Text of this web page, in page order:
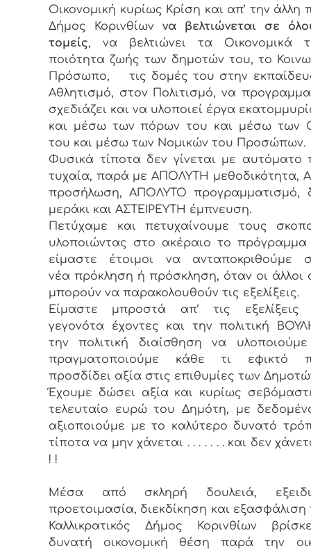
Οικονομική κυρίως Κρίση και απ’ την άλλη
Δήμος Κορινθίωννα βελτιώνεται σε
τομείς, να βελτιώνει τα Οικονομικά
ποιότητα ζωής των δημοτών του, το
Πρόσωπο, τις δομές του στην
Αθλητισμό, στον Πολιτισμό, να
σχεδιάζει και να υλοποιεί έργα
και μέσω των πόρων του και μέσω των
του και μέσω των Νομικών του Προσώπων.
Φυσικά τίποτα δεν γίνεται με αυτόματο
τυχαία, παρά με ΑΠΟΛΥΤΗ μεθοδικότητα,
προσήλωση, ΑΠΟΛΥΤΟ προγραμματισμό,
μεράκι και ΑΣΤΕΙΡΕΥΤΗ έμπνευση.
Πετύχαμε και πετυχαίνουμε τους
υλοποιώντας στο ακέραιο το πρόγραμμα
είμαστε έτοιμοι να ανταποκριθούμε
νέα πρόκληση ή πρόσκληση, όταν οι άλλοι
μπορούν να παρακολουθούν τις εξελίξεις.
Είμαστε μπροστά απ’ τις
γεγονότα έχοντες και την πολιτική
την πολιτική διαίσθηση να
πραγματοποιούμε κάθε τι εφικτό
προσδίδει αξία στις επιθυμίες των
Έχουμε δώσει αξία και κυρίως
τελευταίο ευρώ του Δημότη, με
αξιοποιούμε με το καλύτερο δυνατό
τίποτα να μην χάνεται . . . . . . . και δεν
! !
Μέσα από σκληρή δουλειά,
προετοιμασία, διεκδίκηση και
Καλλικρατικός Δήμος Κορινθίων
δυνατή οικονομική θέση παρά την